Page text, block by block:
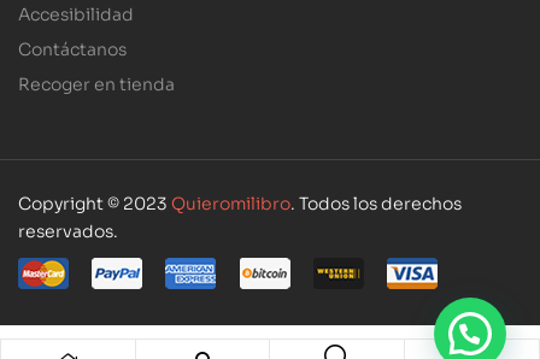
Accesibilidad
Contáctanos
Recoger en tienda
Copyright © 2023 Quieromilibro. Todos los derechos
reservados.